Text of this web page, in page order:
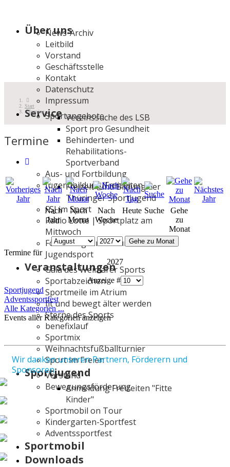
Über uns
News-Archiv
Leitbild
Vorstand
Geschäftsstelle
Kontakt
Datenschutz
Impressum
ServiceSportangebote
Vereinssuche des LSB
Sport pro Gesundheit
Behinderten- und
Rehabilitations-
Sportverband
Aus- und Fortbildung
Jugendbildung/Freizeiten
Freizeit- und Bildung der
Thüringer Sportjugend
FSJ im Sport
Radio Lotte | Sportplatz am
Mittwoch
Förderung Kinder- und
Jugendsport
Veranstaltungen
Gala des Weimarer Sports
Sportabzeichen
Sportmeile im Atrium
fit und bewegt älter werden
Sterne des Sports
benefixlauf
Sportmix
Weihnachtsfußballturnier
Sport im Freien
Sportjugend
Vorstand
Bewegungsförderung
Anmeldung Freizeiten "Fitte
Kinder"
Sportmobil on Tour
Kindergarten-Sportfest
Adventssportfest
Sportmobil
Downloads
Start
Termine
Termine
Nach
Jahr
Nach
Monat
Nach
Woche
Heute Suche
Gehe
zu
Monat
Gehe zu Monat
Termine für
2027
der
Paginierungsliste
Anzeige #
Sportjugend
Adventssportfest
Alle Kategorien ...
Events aller Kategorien anzeigen
Wir danken unseren Partnern, Förderern und
Sponsoren